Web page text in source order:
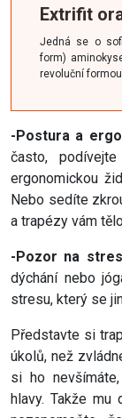
Extrifit
Jedná se o
form)
revoluční
-Postura a
často,
ergonomickou
Nebo sedíte
a trapézy vám
-Pozor na stres
dýchání nebo
stresu, který se
Představte si
úkolů, než
si ho
hlavy. Takže mu